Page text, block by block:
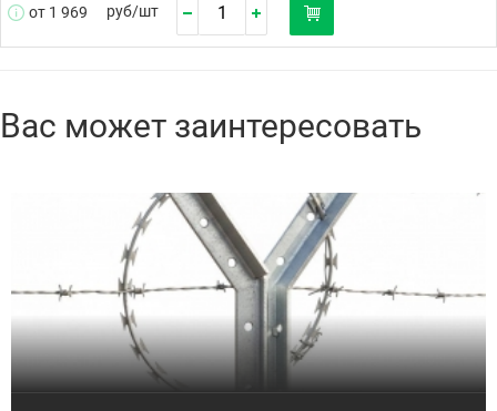
от 1 969 руб/шт
Вас может заинтересовать